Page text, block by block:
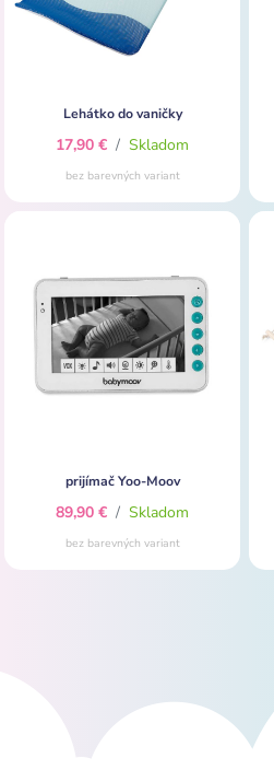
Lehátko do vaničky
17,90 € / Skladom
bez barevných variant
prijímač Yoo-Moov
89,90 € / Skladom
bez barevných variant